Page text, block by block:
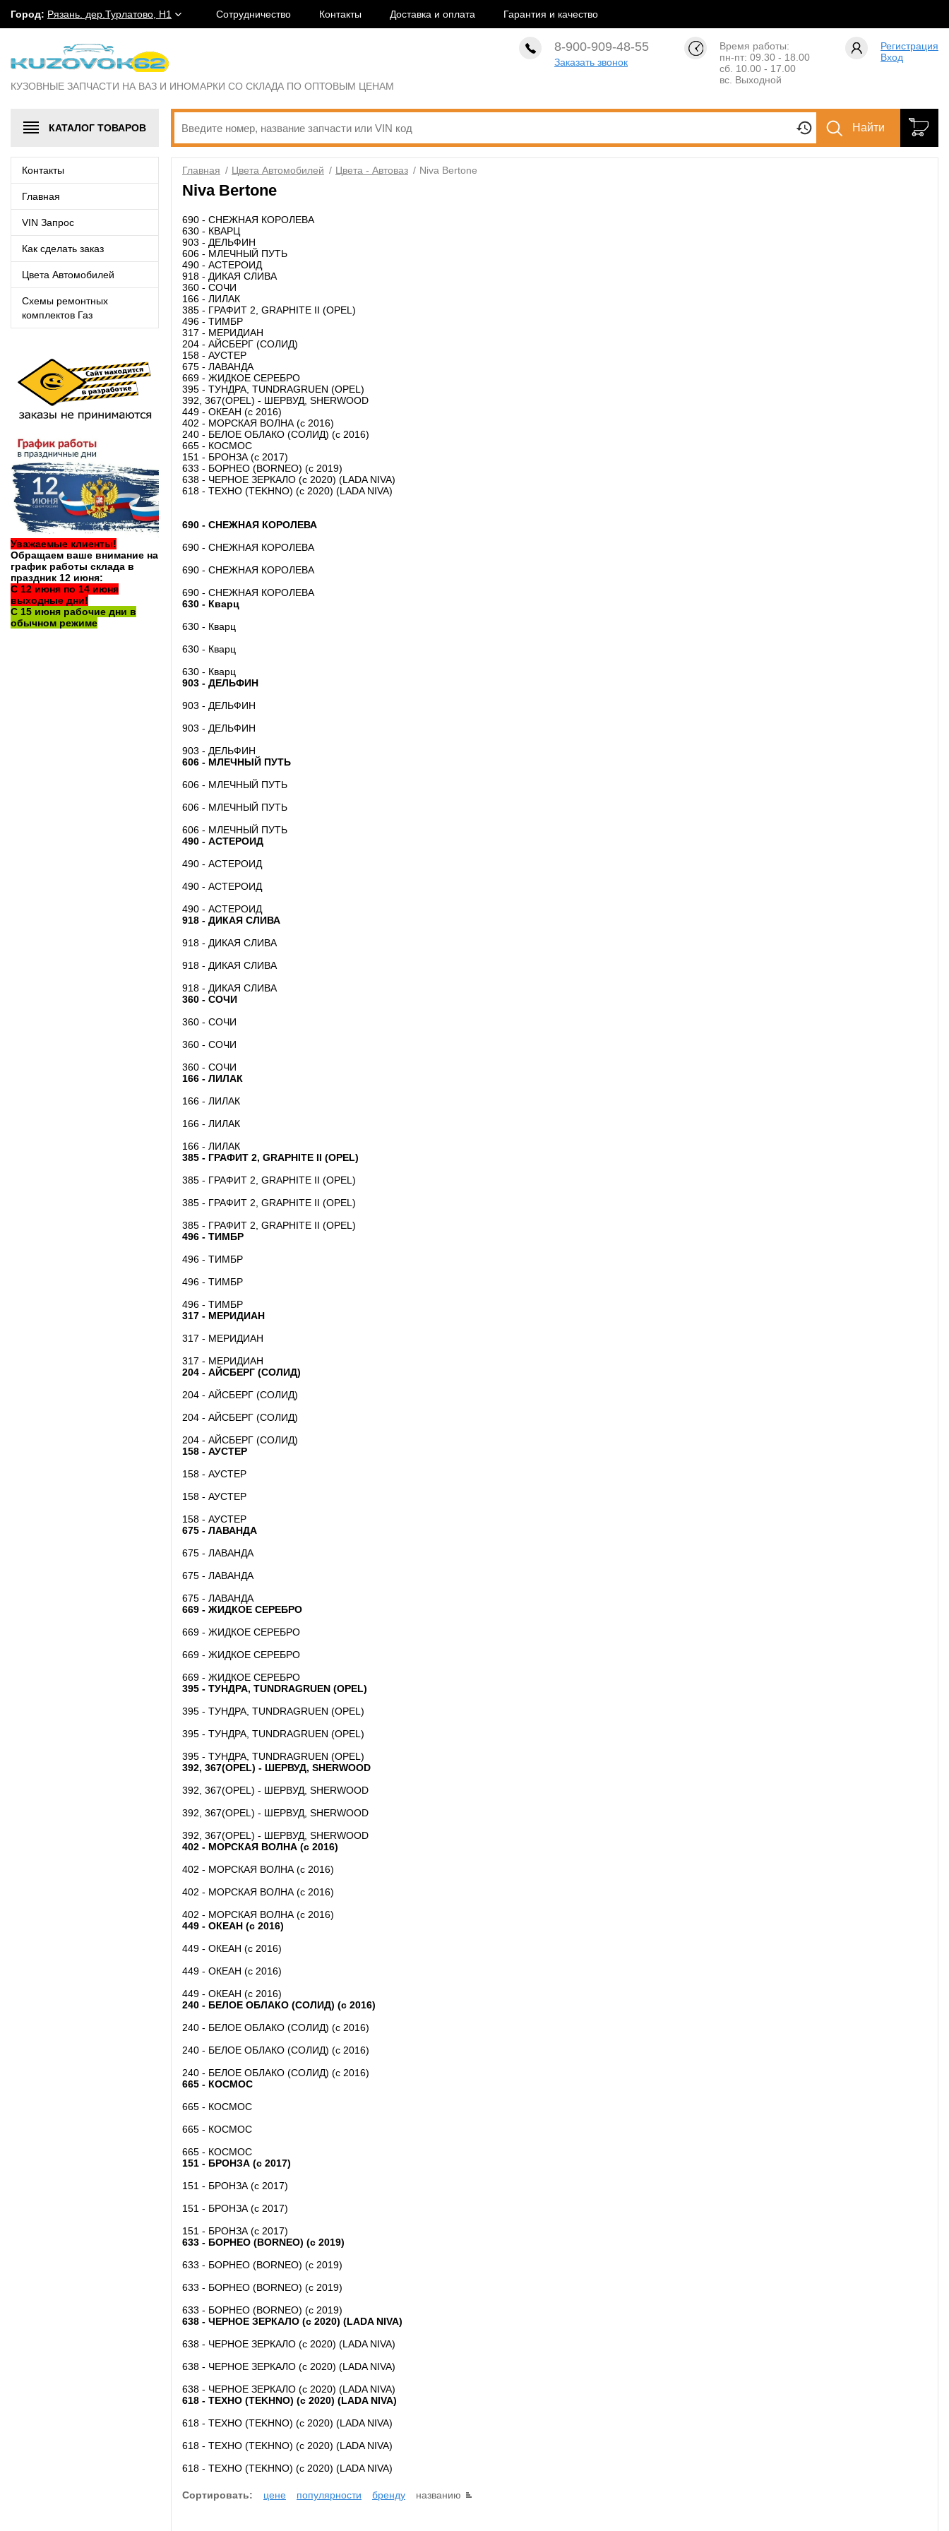
Город: Рязань. дер.Турлатово, Н1 Сотрудничество Контакты Доставка и оплата Гарантия и качество
КУЗОВНЫЕ ЗАПЧАСТИ НА ВАЗ И ИНОМАРКИ СО СКЛАДА ПО ОПТОВЫМ ЦЕНАМ
8-900-909-48-55
Заказать звонок
Время работы:
пн-пт: 09.30 - 18.00
сб. 10.00 - 17.00
вс. Выходной
Регистрация
Вход
КАТАЛОГ ТОВАРОВ Найти
Контакты
Главная
VIN Запрос
Как сделать заказ
Цвета Автомобилей
Схемы ремонтных
комплектов Газ
Уважаемые клиенты!
Обращаем ваше внимание на
график работы склада в
праздник 12 июня:
С 12 июня по 14 июня
выходные дни!
С 15 июня рабочие дни в
обычном режиме
Главная / Цвета Автомобилей / Цвета - Автоваз / Niva Bertone
Niva Bertone
690 - СНЕЖНАЯ КОРОЛЕВА
630 - КВАРЦ
903 - ДЕЛЬФИН
606 - МЛЕЧНЫЙ ПУТЬ
490 - АСТЕРОИД
918 - ДИКАЯ СЛИВА
360 - СОЧИ
166 - ЛИЛАК
385 - ГРАФИТ 2, GRAPHITE II (OPEL)
496 - ТИМБР
317 - МЕРИДИАН
204 - АЙСБЕРГ (СОЛИД)
158 - АУСТЕР
675 - ЛАВАНДА
669 - ЖИДКОЕ СЕРЕБРО
395 - ТУНДРА, TUNDRAGRUEN (OPEL)
392, 367(OPEL) - ШЕРВУД, SHERWOOD
449 - ОКЕАН (с 2016)
402 - МОРСКАЯ ВОЛНА (с 2016)
240 - БЕЛОЕ ОБЛАКО (СОЛИД) (с 2016)
665 - КОСМОС
151 - БРОНЗА (с 2017)
633 - БОРНЕО (BORNEO) (с 2019)
638 - ЧЕРНОЕ ЗЕРКАЛО (с 2020) (LADA NIVA)
618 - ТЕХНО (TEKHNO) (с 2020) (LADA NIVA)
690 - СНЕЖНАЯ КОРОЛЕВА
690 - СНЕЖНАЯ КОРОЛЕВА
690 - СНЕЖНАЯ КОРОЛЕВА
690 - СНЕЖНАЯ КОРОЛЕВА
630 - Кварц
630 - Кварц
630 - Кварц
630 - Кварц
903 - ДЕЛЬФИН
903 - ДЕЛЬФИН
903 - ДЕЛЬФИН
903 - ДЕЛЬФИН
606 - МЛЕЧНЫЙ ПУТЬ
606 - МЛЕЧНЫЙ ПУТЬ
606 - МЛЕЧНЫЙ ПУТЬ
606 - МЛЕЧНЫЙ ПУТЬ
490 - АСТЕРОИД
490 - АСТЕРОИД
490 - АСТЕРОИД
490 - АСТЕРОИД
918 - ДИКАЯ СЛИВА
918 - ДИКАЯ СЛИВА
918 - ДИКАЯ СЛИВА
918 - ДИКАЯ СЛИВА
360 - СОЧИ
360 - СОЧИ
360 - СОЧИ
360 - СОЧИ
166 - ЛИЛАК
166 - ЛИЛАК
166 - ЛИЛАК
166 - ЛИЛАК
385 - ГРАФИТ 2, GRAPHITE II (OPEL)
385 - ГРАФИТ 2, GRAPHITE II (OPEL)
385 - ГРАФИТ 2, GRAPHITE II (OPEL)
385 - ГРАФИТ 2, GRAPHITE II (OPEL)
496 - ТИМБР
496 - ТИМБР
496 - ТИМБР
496 - ТИМБР
317 - МЕРИДИАН
317 - МЕРИДИАН
317 - МЕРИДИАН
204 - АЙСБЕРГ (СОЛИД)
204 - АЙСБЕРГ (СОЛИД)
204 - АЙСБЕРГ (СОЛИД)
204 - АЙСБЕРГ (СОЛИД)
158 - АУСТЕР
158 - АУСТЕР
158 - АУСТЕР
158 - АУСТЕР
675 - ЛАВАНДА
675 - ЛАВАНДА
675 - ЛАВАНДА
675 - ЛАВАНДА
669 - ЖИДКОЕ СЕРЕБРО
669 - ЖИДКОЕ СЕРЕБРО
669 - ЖИДКОЕ СЕРЕБРО
669 - ЖИДКОЕ СЕРЕБРО
395 - ТУНДРА, TUNDRAGRUEN (OPEL)
395 - ТУНДРА, TUNDRAGRUEN (OPEL)
395 - ТУНДРА, TUNDRAGRUEN (OPEL)
395 - ТУНДРА, TUNDRAGRUEN (OPEL)
392, 367(OPEL) - ШЕРВУД, SHERWOOD
392, 367(OPEL) - ШЕРВУД, SHERWOOD
392, 367(OPEL) - ШЕРВУД, SHERWOOD
392, 367(OPEL) - ШЕРВУД, SHERWOOD
402 - МОРСКАЯ ВОЛНА (с 2016)
402 - МОРСКАЯ ВОЛНА (с 2016)
402 - МОРСКАЯ ВОЛНА (с 2016)
402 - МОРСКАЯ ВОЛНА (с 2016)
449 - ОКЕАН (с 2016)
449 - ОКЕАН (с 2016)
449 - ОКЕАН (с 2016)
449 - ОКЕАН (с 2016)
240 - БЕЛОЕ ОБЛАКО (СОЛИД) (с 2016)
240 - БЕЛОЕ ОБЛАКО (СОЛИД) (с 2016)
240 - БЕЛОЕ ОБЛАКО (СОЛИД) (с 2016)
240 - БЕЛОЕ ОБЛАКО (СОЛИД) (с 2016)
665 - КОСМОС
665 - КОСМОС
665 - КОСМОС
665 - КОСМОС
151 - БРОНЗА (с 2017)
151 - БРОНЗА (с 2017)
151 - БРОНЗА (с 2017)
151 - БРОНЗА (с 2017)
633 - БОРНЕО (BORNEO) (с 2019)
633 - БОРНЕО (BORNEO) (с 2019)
633 - БОРНЕО (BORNEO) (с 2019)
633 - БОРНЕО (BORNEO) (с 2019)
638 - ЧЕРНОЕ ЗЕРКАЛО (с 2020) (LADA NIVA)
638 - ЧЕРНОЕ ЗЕРКАЛО (с 2020) (LADA NIVA)
638 - ЧЕРНОЕ ЗЕРКАЛО (с 2020) (LADA NIVA)
638 - ЧЕРНОЕ ЗЕРКАЛО (с 2020) (LADA NIVA)
618 - ТЕХНО (TEKHNO) (с 2020) (LADA NIVA)
618 - ТЕХНО (TEKHNO) (с 2020) (LADA NIVA)
618 - ТЕХНО (TEKHNO) (с 2020) (LADA NIVA)
618 - ТЕХНО (TEKHNO) (с 2020) (LADA NIVA)
Сортировать: цене популярности бренду названию